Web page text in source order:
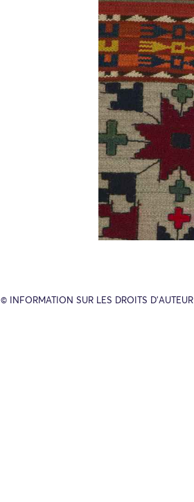
© INFORMATION SUR LES DROITS D’AUTEUR